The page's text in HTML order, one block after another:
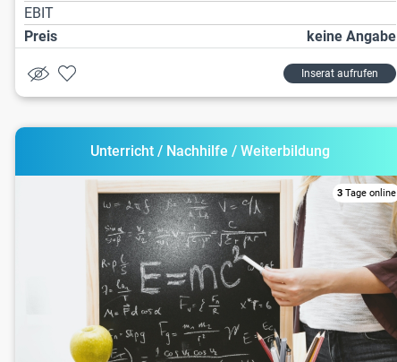
EBIT
Preis
keine Angabe
Inserat aufrufen
Unterricht / Nachhilfe / Weiterbildung
3 Tage online